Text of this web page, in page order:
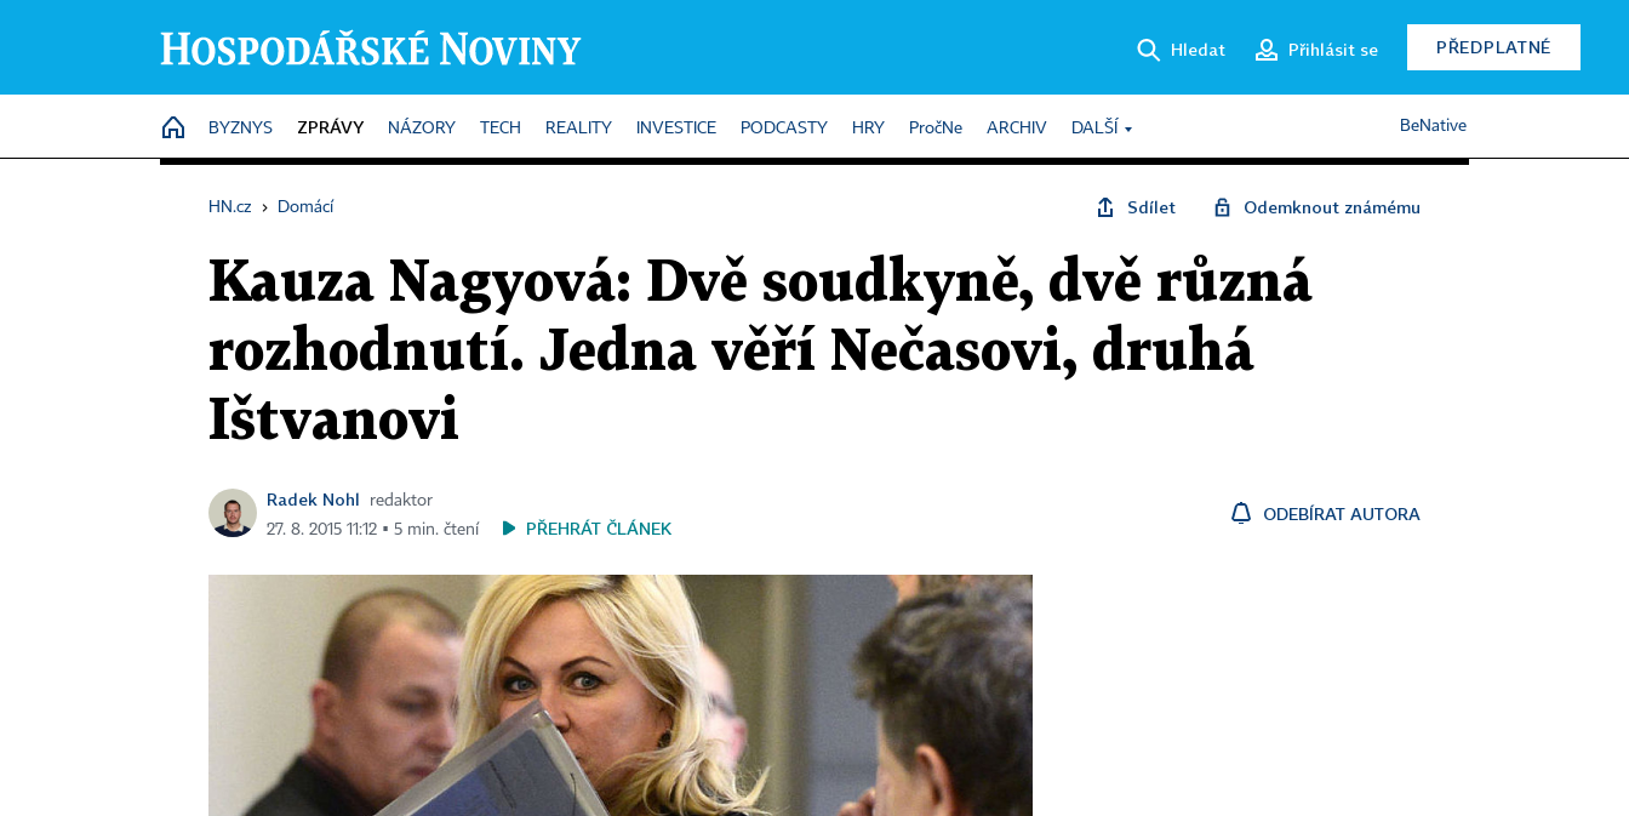
Hledat Přihlásit se PŘEDPLATNÉ
HOME
BYZNYS ZPRÁVY NÁZORY TECH REALITY INVESTICE PODCASTY HRY PročNe ARCHIV DALŠÍ BeNative
HN.cz › Domácí Sdílet Odemknout známému
Kauza Nagyová: Dvě soudkyně, dvě různá
rozhodnutí. Jedna věří Nečasovi, druhá
Ištvanovi
Radek Nohl
redaktor
27. 8. 2015 11:12 ▪ 5 min. čtení
PŘEHRÁT ČLÁNEK
ODEBÍRAT AUTORA